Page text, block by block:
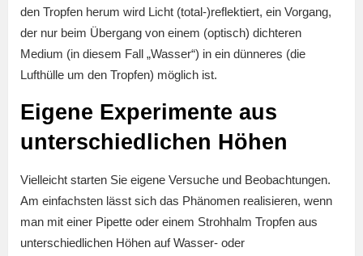
den Tropfen herum wird Licht (total-)reflektiert, ein Vorgang,
der nur beim Übergang von einem (optisch) dichteren
Medium (in diesem Fall „Wasser“) in ein dünneres (die
Lufthülle um den Tropfen) möglich ist.
Eigene Experimente aus
unterschiedlichen Höhen
Vielleicht starten Sie eigene Versuche und Beobachtungen.
Am einfachsten lässt sich das Phänomen realisieren, wenn
man mit einer Pipette oder einem Strohhalm Tropfen aus
unterschiedlichen Höhen auf Wasser- oder